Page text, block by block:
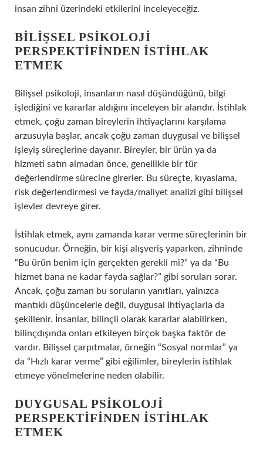
insan zihni üzerindeki etkilerini inceleyeceğiz.
BILIŞSEL PSIKOLOJI
PERSPEKTIFINDEN İSTIHLAK
ETMEK
Bilişsel psikoloji, insanların nasıl düşündüğünü, bilgi
işlediğini ve kararlar aldığını inceleyen bir alandır. İstihlak
etmek, çoğu zaman bireylerin ihtiyaçlarını karşılama
arzusuyla başlar, ancak çoğu zaman duygusal ve bilişsel
işleyiş süreçlerine dayanır. Bireyler, bir ürün ya da
hizmeti satın almadan önce, genellikle bir tür
değerlendirme sürecine girerler. Bu süreçte, kıyaslama,
risk değerlendirmesi ve fayda/maliyet analizi gibi bilişsel
işlevler devreye girer.
İstihlak etmek, aynı zamanda karar verme süreçlerinin bir
sonucudur. Örneğin, bir kişi alışveriş yaparken, zihninde
“Bu ürün benim için gerçekten gerekli mi?” ya da “Bu
hizmet bana ne kadar fayda sağlar?” gibi soruları sorar.
Ancak, çoğu zaman bu soruların yanıtları, yalnızca
mantıklı düşüncelerle değil, duygusal ihtiyaçlarla da
şekillenir. İnsanlar, bilinçli olarak kararlar alabilirken,
bilinçdışında onları etkileyen birçok başka faktör de
vardır. Bilişsel çarpıtmalar, örneğin “Sosyal normlar” ya
da “Hızlı karar verme” gibi eğilimler, bireylerin istihlak
etmeye yönelmelerine neden olabilir.
DUYGUSAL PSIKOLOJI
PERSPEKTIFINDEN İSTIHLAK
ETMEK